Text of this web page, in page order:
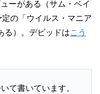
ーがある（サム・ベイ
の「ウイルス・マニア
る）。デビッドはこう
て書いています。